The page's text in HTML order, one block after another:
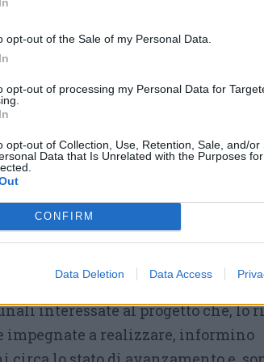
opt-out of the Sale of my Personal Data.
opt-out of processing my Personal Data for
opt-out of Collection, Use, Retention, Sale, and/or
Data that Is Unrelated with the Purposes
CONFIRM
Data Deletion Data Access
Una questione di
sicurezza
Il tema non riguarda
realizzazione di una
indicata come
ripetersi di tragedie simili.
alle responsabilità
sia arrivato il momento che le
interessate al progetto che, lo
impegnate a realizzare, informino